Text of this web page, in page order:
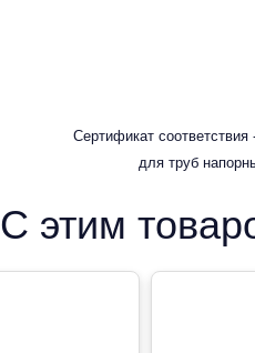
Сертификат
для труб
С этим